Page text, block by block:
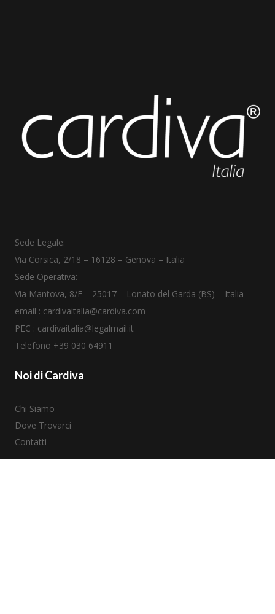
Sede Legale:
Via Corsica, 2/18 – 16128 – Genova – Italia
Sede Operativa:
Via Mantova, 8/E – 25017 – Lonato del Garda (BS) – Italia
email : cardivaitalia@cardiva.com
PEC : cardivaitalia@legalmail.it
Telefono +39 030 64911
Noi di Cardiva
Chi Siamo
Dove Trovarci
Contatti